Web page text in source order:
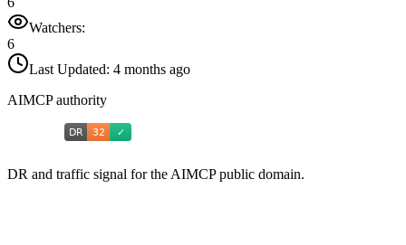
Watchers:
6
Last Updated: 4 months ago
AIMCP authority
DR and traffic signal for the AIMCP public domain.